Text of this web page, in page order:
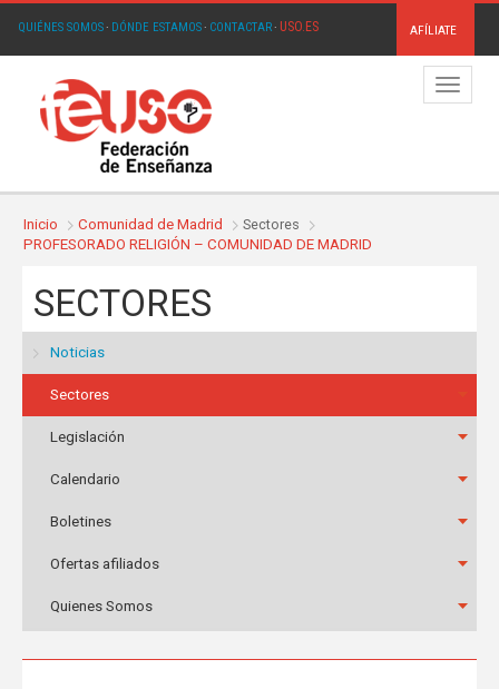
QUIÉNES SOMOS· DÓNDE ESTAMOS· CONTACTAR· USO.ES AFÍLIATE
Menú
Inicio Comunidad de Madrid
Sectores
PROFESORADO RELIGIÓN – COMUNIDAD DE MADRID
SECTORES
Noticias
Sectores
Legislación
Calendario
Boletines
Ofertas afiliados
Quienes Somos